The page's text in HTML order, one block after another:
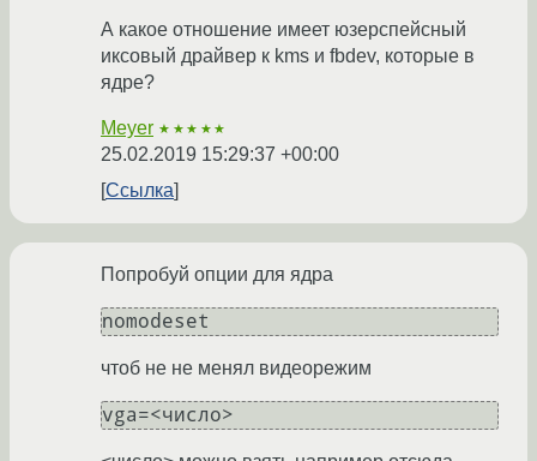
А какое отношение имеет юзерспейсный
иксовый драйвер к kms и fbdev, которые в
ядре?
Meyer ★★★★★
25.02.2019 15:29:37 +00:00
Ссылка
Попробуй опции для ядра
nomodeset
чтоб не не менял видеорежим
vga=<число>